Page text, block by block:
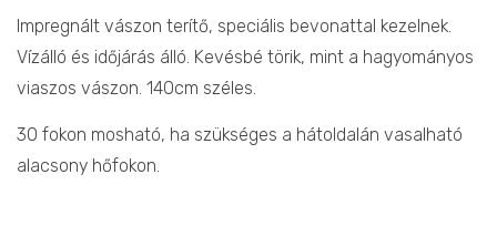
Impregnált vászon terítő, speciális bevonattal kezelnek.
Vízálló és időjárás álló. Kevésbé törik, mint a hagyományos
viaszos vászon. 140cm széles.
30 fokon mosható, ha szükséges a hátoldalán vasalható
alacsony hőfokon.